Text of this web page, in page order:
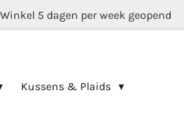
Winkel 5 dagen per week geopend
Kussens & Plaids